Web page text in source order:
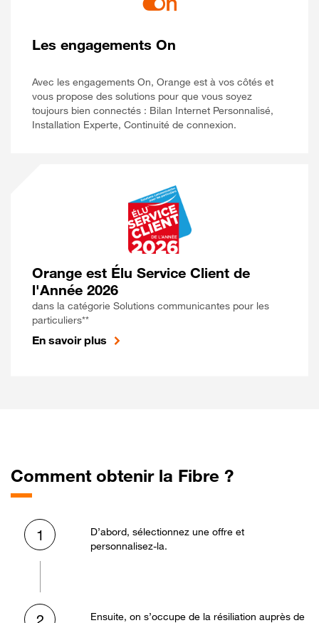
Les engagements On
Avec les engagements On, Orange est à vos côtés et
vous propose des solutions pour que vous soyez
toujours bien connectés : Bilan Internet Personnalisé,
Installation Experte, Continuité de connexion.
Orange est Élu Service Client de
l'Année 2026
dans la catégorie Solutions communicantes pour les
particuliers**
En savoir plus
Comment obtenir la Fibre ?
1
D’abord, sélectionnez une offre et
personnalisez-la.
Ensuite, on s’occupe de la résiliation auprès de